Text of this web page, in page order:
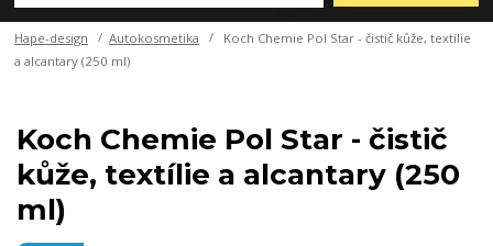
Hape-design Autokosmetika
Koch Chemie Pol Star - čistič kůže, textílie
a alcantary (250 ml)
Koch Chemie Pol Star - čistič
kůže, textílie a alcantary (250
ml)